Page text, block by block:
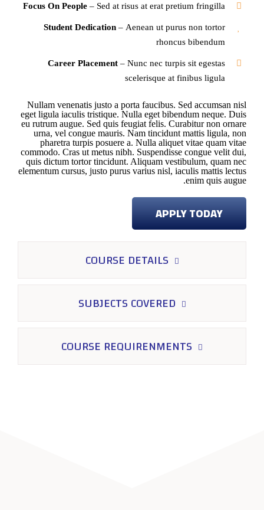
Focus On People – Sed at risus at erat pretium fringilla
Student Dedication – Aenean ut purus non tortor
rhoncus bibendum
Career Placement – Nunc nec turpis sit egestas
scelerisque at finibus ligula
Nullam venenatis justo a porta faucibus. Sed accumsan nisl
eget ligula iaculis tristique. Nulla eget bibendum neque. Duis
eu rutrum augue. Sed quis feugiat felis. Curabitur non ornare
urna, vel congue mauris. Nam tincidunt mattis ligula, non
pharetra turpis posuere a. Nulla aliquet vitae quam vitae
commodo. Cras ut metus nibh. Suspendisse congue velit dui,
quis dictum tortor tincidunt. Aliquam vestibulum, quam nec
elementum cursus, justo purus varius nisl, iaculis mattis lectus
enim quis augue.
APPLY TODAY
COURSE DETAILS
SUBJECTS COVERED
COURSE REQUIRENMENTS